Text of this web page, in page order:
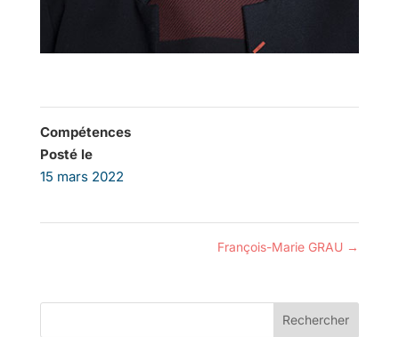
Compétences
Posté le
15 mars 2022
François-Marie GRAU →
Rechercher